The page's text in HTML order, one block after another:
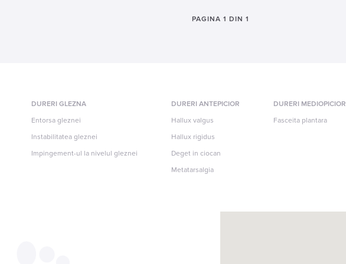
PAGINA 1 DIN 1
DURERI GLEZNA
Entorsa gleznei
Instabilitatea gleznei
Impingement-ul la nivelul gleznei
DURERI ANTEPICIOR
Hallux valgus
Hallux rigidus
Deget in ciocan
Metatarsalgia
DURERI MEDIOPICIOR
Fasceita plantara